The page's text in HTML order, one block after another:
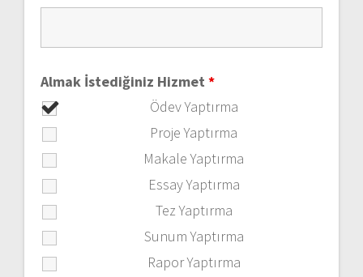
Almak İstediğiniz Hizmet *
Ödev Yaptırma
Proje Yaptırma
Makale Yaptırma
Essay Yaptırma
Tez Yaptırma
Sunum Yaptırma
Rapor Yaptırma